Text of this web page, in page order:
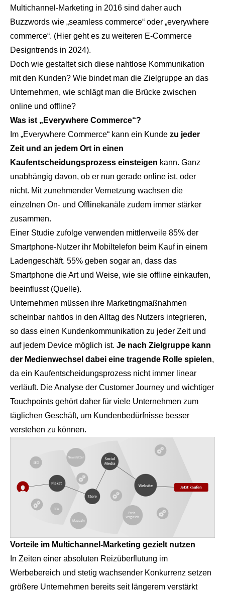
Multichannel-Marketing in 2016 sind daher auch
Buzzwords wie „seamless commerce“ oder „everywhere
commerce“. (Hier geht es zu weiteren E-Commerce
Designtrends in 2024).
Doch wie gestaltet sich diese nahtlose Kommunikation
mit den Kunden? Wie bindet man die Zielgruppe an das
Unternehmen, wie schlägt man die Brücke zwischen
online und offline?
Was ist „Everywhere Commerce“?
Im „Everywhere Commerce“ kann ein Kunde zu jeder
Zeit und an jedem Ort in einen
Kaufentscheidungsprozess einsteigen kann. Ganz
unabhängig davon, ob er nun gerade online ist, oder
nicht. Mit zunehmender Vernetzung wachsen die
einzelnen On- und Offlinekanäle zudem immer stärker
zusammen.
Einer Studie zufolge verwenden mittlerweile 85% der
Smartphone-Nutzer ihr Mobiltelefon beim Kauf in einem
Ladengeschäft. 55% geben sogar an, dass das
Smartphone die Art und Weise, wie sie offline einkaufen,
beeinflusst (Quelle).
Unternehmen müssen ihre Marketingmaßnahmen
scheinbar nahtlos in den Alltag des Nutzers integrieren,
so dass einen Kundenkommunikation zu jeder Zeit und
auf jedem Device möglich ist. Je nach Zielgruppe kann
der Medienwechsel dabei eine tragende Rolle spielen,
da ein Kaufentscheidungsprozess nicht immer linear
verläuft. Die Analyse der Customer Journey und wichtiger
Touchpoints gehört daher für viele Unternehmen zum
täglichen Geschäft, um Kundenbedürfnisse besser
verstehen zu können.
Vorteile im Multichannel-Marketing gezielt nutzen
In Zeiten einer absoluten Reizüberflutung im
Werbebereich und stetig wachsender Konkurrenz setzen
größere Unternehmen bereits seit längerem verstärkt